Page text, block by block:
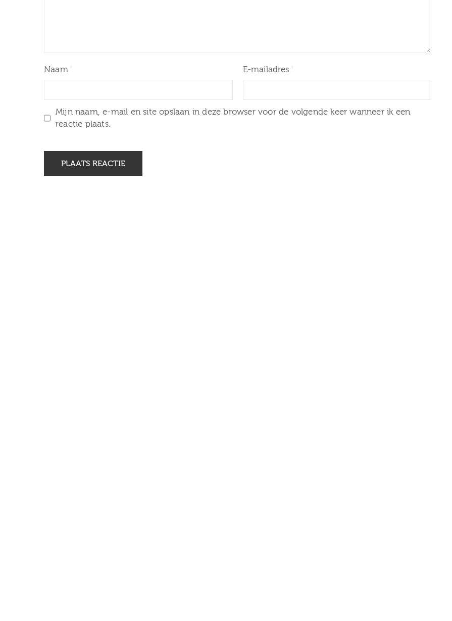
Naam E-mailadres
Mijn naam, e-mail en site opslaan in deze browser voor de volgende keer wanneer ik een
reactie plaats.
26 februari 2026 Herdenking
Stadsdag-Rondstruindag: